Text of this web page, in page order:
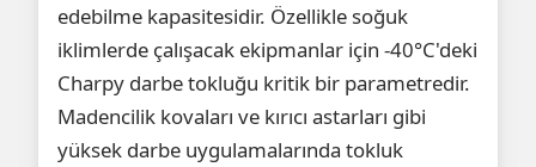
edebilme kapasitesidir. Özellikle soğuk
iklimlerde çalışacak ekipmanlar için -40°C'deki
Charpy darbe tokluğu kritik bir parametredir.
Madencilik kovaları ve kırıcı astarları gibi
yüksek darbe uygulamalarında tokluk